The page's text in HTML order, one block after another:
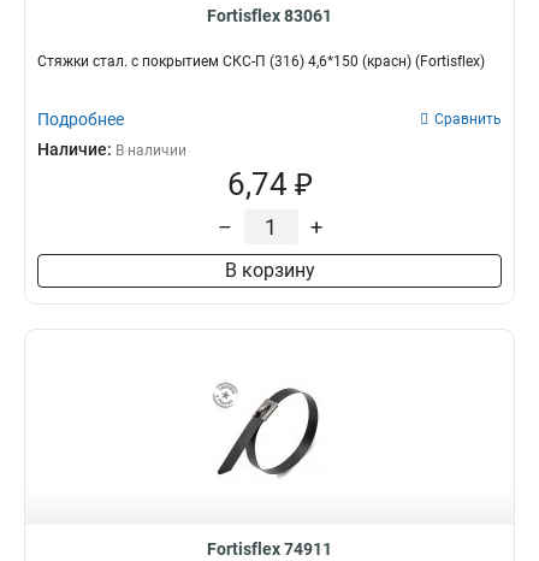
Fortisflex 83061
Стяжки стал. с покрытием СКС-П (316) 4,6*150 (красн) (Fortisflex)
Подробнее Сравнить
Наличие: В наличии
6,74 ₽
– +
В корзину
Fortisflex 74911